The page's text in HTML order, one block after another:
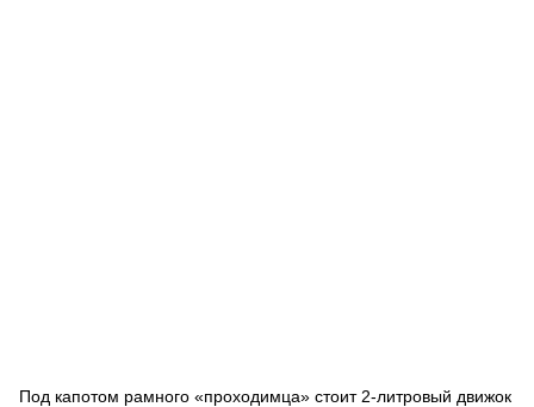
Под капотом рамного «проходимца» стоит 2-литровый движок